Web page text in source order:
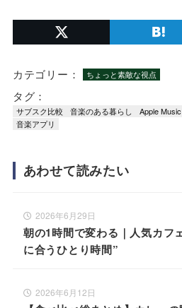
カテゴリー： ちょっと素敵な視点
タグ：
サブスク比較 音楽のある暮らし Apple Music
音楽アプリ
あわせて読みたい
2026年6月29日
朝の1時間で変わる｜人気カフ
に合うひとり時間”
2026年6月12日